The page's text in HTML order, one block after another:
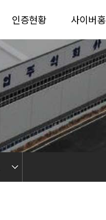
인증현황
선급인증
품질인증
사이버
채용
공지/뉴
프레스